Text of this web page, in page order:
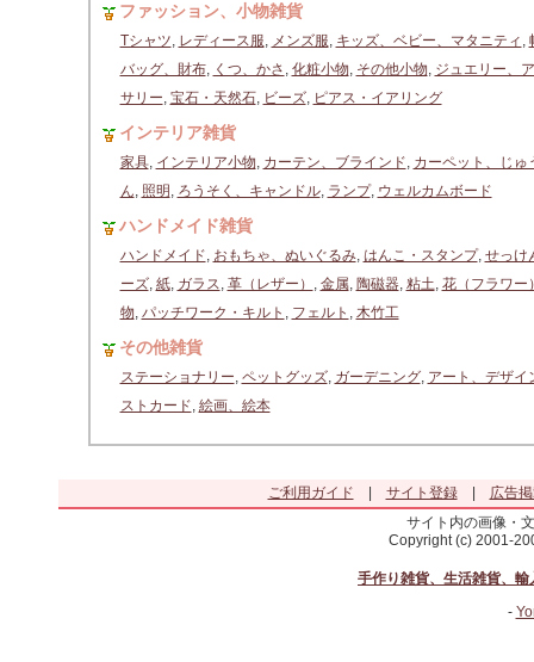
ファッション、小物雑貨
Tシャツ, レディース服, メンズ服, キッズ、ベビー、マタニティ ,
バッグ、財布, くつ、かさ , 化粧小物, その他小物, ジュエリー、
サリー, 宝石・天然石, ビーズ, ピアス・イアリング
インテリア雑貨
家具, インテリア小物, カーテン、ブラインド, カーペット、じゅ
ん, 照明 , ろうそく、キャンドル, ランプ, ウェルカムボード
ハンドメイド雑貨
ハンドメイド, おもちゃ、ぬいぐるみ, はんこ・スタンプ, せっけ
ーズ, 紙, ガラス, 革（レザー） , 金属, 陶磁器, 粘土, 花（フラワー
物, パッチワーク・キルト , フェルト , 木竹工
その他雑貨
ステーショナリー, ペットグッズ, ガーデニング, アート、デザイ
ストカード, 絵画、絵本
ご利用ガイド サイト登録|
広告
サイト内の画像・
Copyright (c) 2001-
手作り雑貨、生活雑貨、
-